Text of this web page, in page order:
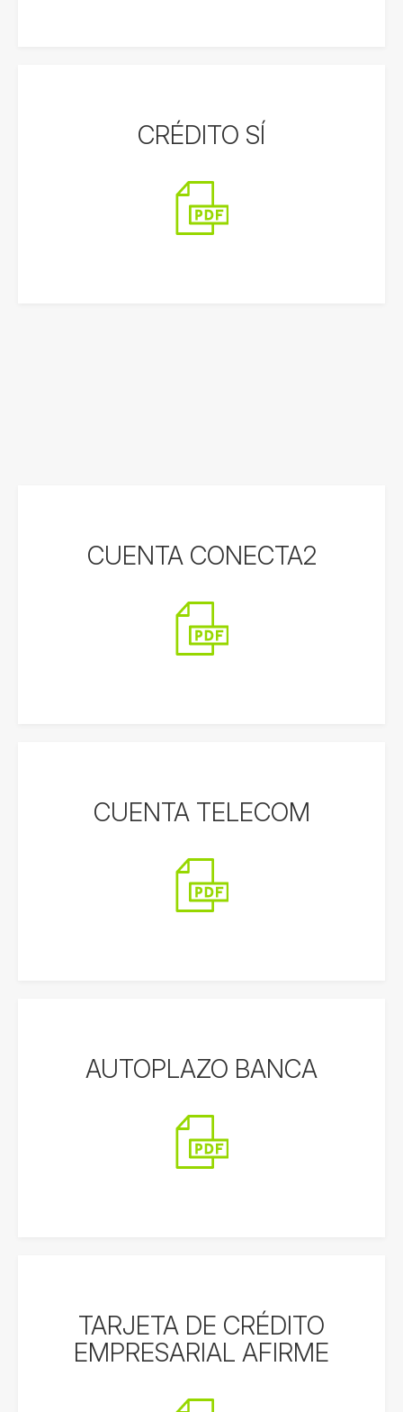
CRÉDITO SÍ
CUENTA CONECTA2
CUENTA TELECOM
AUTOPLAZO BANCA
TARJETA DE CRÉDITO
EMPRESARIAL AFIRME